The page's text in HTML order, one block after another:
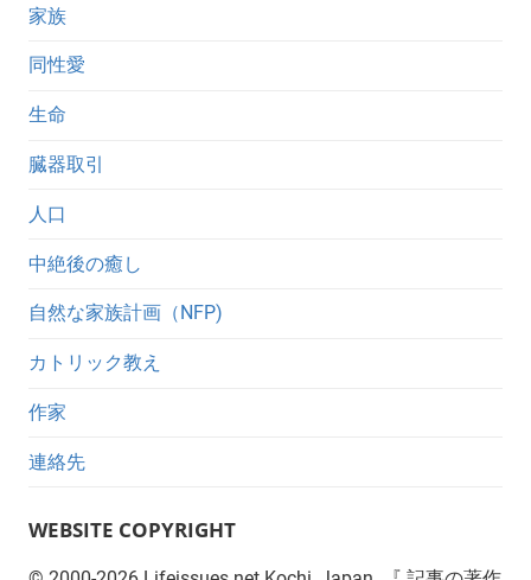
家族
同性愛
生命
臓器取引
人口
中絶後の癒し
自然な家族計画（NFP)
カトリック教え
作家
連絡先
WEBSITE COPYRIGHT